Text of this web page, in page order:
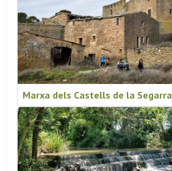
Marxa dels Castells de la Segarra